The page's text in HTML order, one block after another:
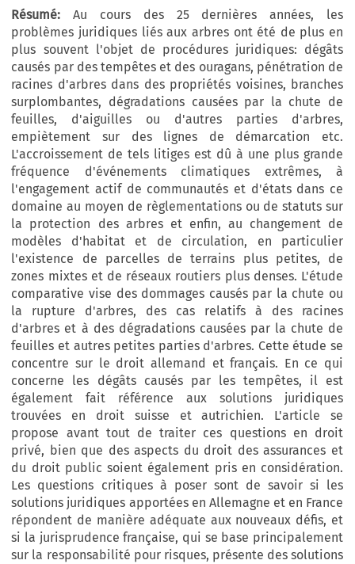
Résumé: Au cours des 25 dernières années, les
problèmes juridiques liés aux arbres ont été de plus en
plus souvent l'objet de procédures juridiques: dégâts
causés par des tempêtes et des ouragans, pénétration de
racines d'arbres dans des propriétés voisines, branches
surplombantes, dégradations causées par la chute de
feuilles, d'aiguilles ou d'autres parties d'arbres,
empiètement sur des lignes de démarcation etc.
L'accroissement de tels litiges est dû à une plus grande
fréquence d'événements climatiques extrêmes, à
l'engagement actif de communautés et d'états dans ce
domaine au moyen de règlementations ou de statuts sur
la protection des arbres et enfin, au changement de
modèles d'habitat et de circulation, en particulier
l'existence de parcelles de terrains plus petites, de
zones mixtes et de réseaux routiers plus denses. L'étude
comparative vise des dommages causés par la chute ou
la rupture d'arbres, des cas relatifs à des racines
d'arbres et à des dégradations causées par la chute de
feuilles et autres petites parties d'arbres. Cette étude se
concentre sur le droit allemand et français. En ce qui
concerne les dégâts causés par les tempêtes, il est
également fait référence aux solutions juridiques
trouvées en droit suisse et autrichien. L'article se
propose avant tout de traiter ces questions en droit
privé, bien que des aspects du droit des assurances et
du droit public soient également pris en considération.
Les questions critiques à poser sont de savoir si les
solutions juridiques apportées en Allemagne et en France
répondent de manière adéquate aux nouveaux défis, et
si la jurisprudence française, qui se base principalement
sur la responsabilité pour risques, présente des solutions